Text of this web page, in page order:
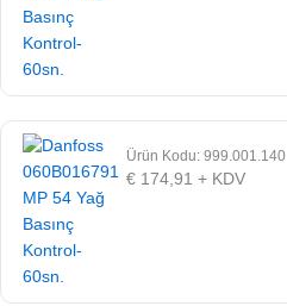
Ürün Kodu: 999.001.140
€ 174,91 + KDV